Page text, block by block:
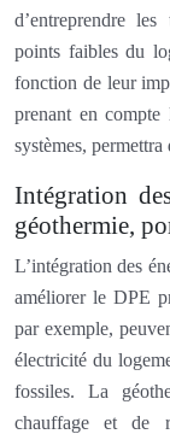
d’entreprendre
points faibles du
fonction de leur
prenant en compte
systèmes,
Intégration
géothermie,
L’intégration des
améliorer le DPE
par exemple,
électricité du
fossiles. La
chauffage et de